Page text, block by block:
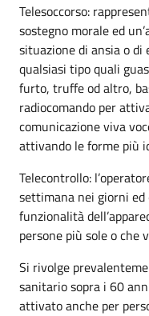
Telesoccorso:
sostegno morale ed
situazione di ansia o di
qualsiasi tipo quali
furto, truffe od altro,
radiocomando per
comunicazione viva
attivando le forme più
Telecontrollo:
settimana nei giorni
funzionalità
persone più sole o
Si rivolge
sanitario sopra i 60
attivato anche per